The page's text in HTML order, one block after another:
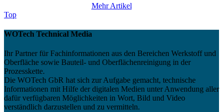
Mehr Artikel
Top
WOTech Technical Media
Ihr Partner für Fachinformationen aus den Bereichen Werkstoff und
Oberfläche sowie Bauteil- und Oberflächenreinigung in der
Prozesskette.
Die WOTech GbR hat sich zur Aufgabe gemacht, technische
Informationen mit Hilfe der digitalen Medien unter Anwendung aller
dafür verfügbaren Möglichkeiten in Wort, Bild und Video
verständlich darzustellen und zu vermitteln.